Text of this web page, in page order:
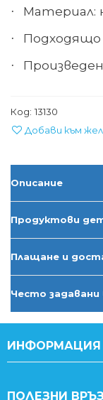
· Материал:
· Подходящо
·
Код: 13130
Добави към
Описание
Продуктови
Плащане и
Често задавани
ИНФОРМАЦИЯ
ПОЛЕЗНИ